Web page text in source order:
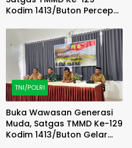
Kodim 1413/Buton Percepat
Warga
TNI/POLRI
Buka Wawasan Generasi
Muda, Satgas TMMD Ke-129
Kodim 1413/Buton Gelar